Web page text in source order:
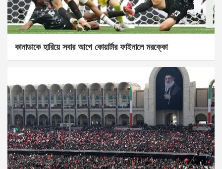
কানাডাকে হারিয়ে সবার আগে কোয়ার্টার ফাইনালে মরক্কো